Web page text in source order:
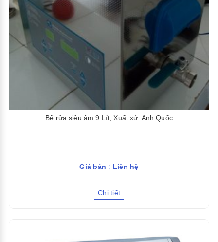
Bể rửa siêu âm 9 Lít, Xuất xứ: Anh Quốc
Giá bán : Liên hệ
Chi tiết